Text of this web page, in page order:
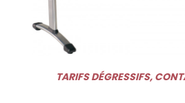
TARIFS DÉGRESSIFS,